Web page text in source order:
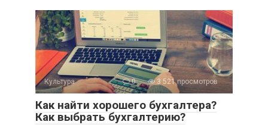
Культура 0 3 521 просмотров
Как найти хорошего бухгалтера?
Как выбрать бухгалтерию?